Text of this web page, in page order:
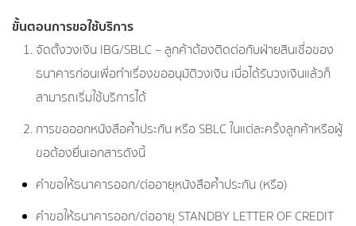
ขั้นตอนการขอใช้บริการ
จัดตั้งวงเงิน IBG/SBLC – ลูกค้าต้องติดต่อกับฝ่ายสินเชื่อของ
ธนาคารก่อนเพื่อทำเรื่องขออนุมัติวงเงิน เมื่อได้รับวงเงินแล้วก็
สามารถเริ่มใช้บริการได้
การขอออกหนังสือค้ำประกัน หรือ SBLC ในแต่ละครั้งลูกค้าหรือผู้
ขอต้องยื่นเอกสารดังนี้
คำขอให้ธนาคารออก/ต่ออายุหนังสือค้ำประกัน (หรือ)
คำขอให้ธนาคารออก/ต่ออายุ STANDBY LETTER OF CREDIT